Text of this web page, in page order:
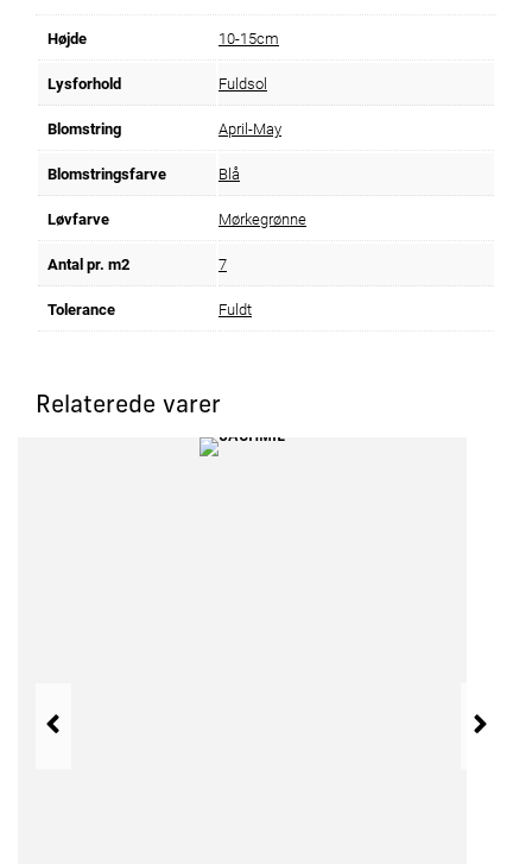
Højde 10-15cm
Lysforhold Fuldsol
Blomstring April-May
Blomstringsfarve Blå
Løvfarve Mørkegrønne
Antal pr. m2 7
Tolerance Fuldt
Relaterede varer